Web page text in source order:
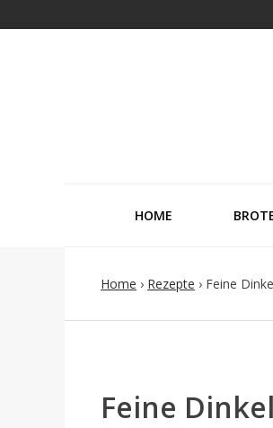
HOME
Home › Rezepte › Feine
Feine